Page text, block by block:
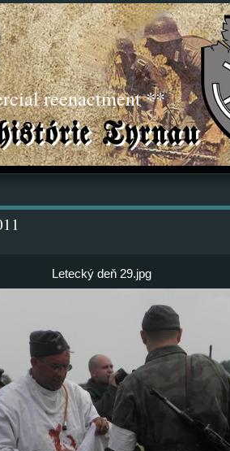
reenactment **
Letecký deň 29.jpg